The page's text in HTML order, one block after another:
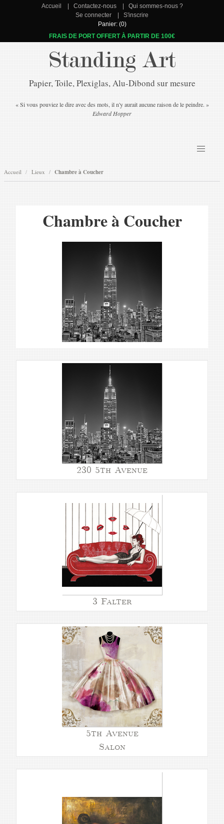
Accueil Contactez-nous
Qui sommes-nous ?
Se connecter
S'inscrire
Panier: (0)
FRAIS DE PORT OFFERT À PARTIR DE 100€
Standing Art
Papier, Toile, Plexiglas, Alu-Dibond sur mesure
« Si vous pouviez le dire avec des mots, il n'y aurait aucune raison de le peindre. »
Edward Hopper
Accueil Lieux Chambre à Coucher
Chambre à Coucher
230 5th Avenue
3 Falter
5th Avenue
Salon